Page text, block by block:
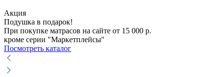
Акция
Подушка в подарок!
При покупке матрасов на сайте от 15 000 р.
кроме серии "Маркетплейсы"
Посмотреть каталог